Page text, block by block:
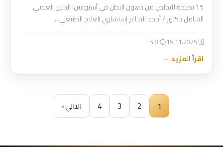
15 نصيحة للتخلص من دهون البطن في أسبوعين: الدليل العلمي
الشامل دكتور / أحمد الشاعر إستشاري العلاج الطبيعي…
🗓 15.11.2025 ⏱ 8 د
اقرأ المزيد ←
1
2
3
4 التالي ›